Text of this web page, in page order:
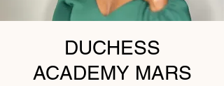
DUCHESS
ACADEMY MARS